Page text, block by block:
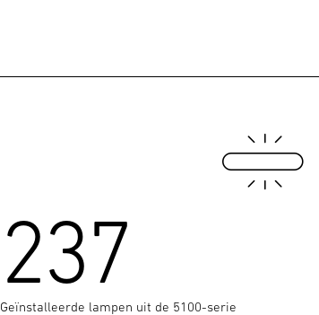
237
Geïnstalleerde lampen uit de 5100-serie